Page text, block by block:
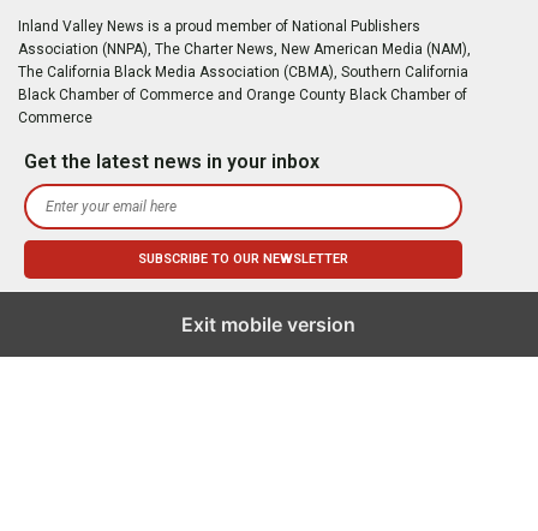
Inland Valley News is a proud member of National Publishers
Association (NNPA), The Charter News, New American Media (NAM),
The California Black Media Association (CBMA), Southern California
Black Chamber of Commerce and Orange County Black Chamber of
Commerce
Get the latest news in your inbox
Exit mobile version